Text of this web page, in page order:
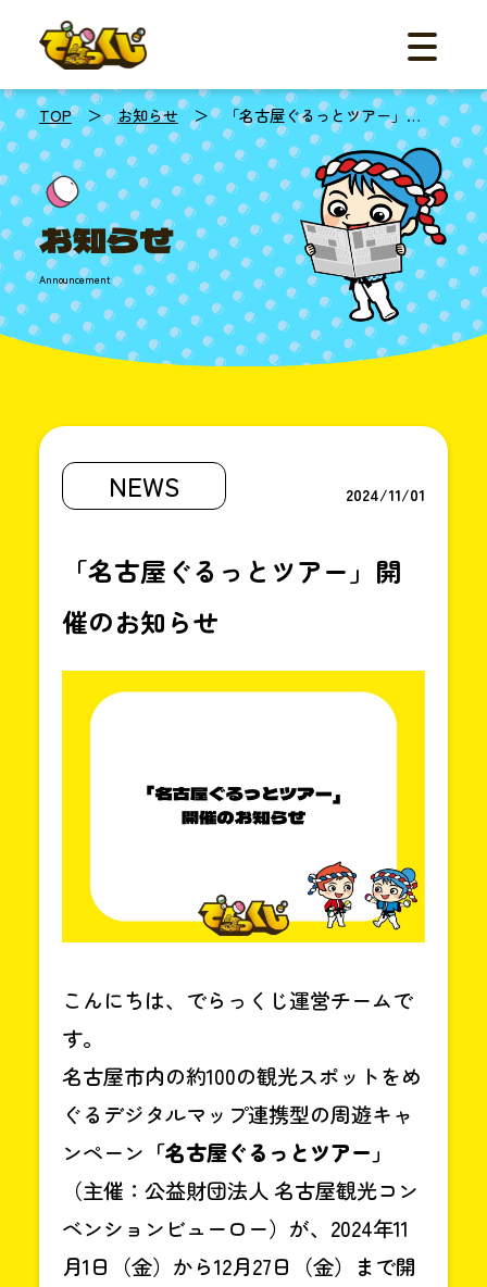
メニュー
ご利用の流
機能
事例紹介
料金
体験デモ
FAQ
お知らせ
資料
お
平日
〜
TOP＞お知らせ＞ 「名古屋ぐるっとツアー」…
お知らせ
Announcement
NEWS 2024/11/01
「名古屋ぐるっとツアー」開
催のお知らせ
こんにちは、でらっくじ運営チームで
す。
名古屋市内の約100の観光スポットをめ
ぐるデジタルマップ連携型の周遊キャ
ンペーン 「名古屋ぐるっとツアー」
（主催：公益財団法人 名古屋観光コン
ベンションビューロー）が、2024年11
月1日（金）から12月27日（金）まで開